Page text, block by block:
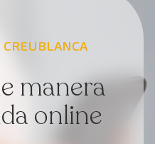
manera
online